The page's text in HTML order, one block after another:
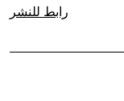
رابط للنشر